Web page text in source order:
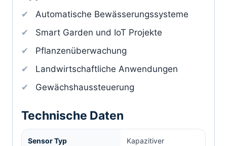
Automatische Bewässerungssysteme
Smart Garden und IoT Projekte
Pflanzenüberwachung
Landwirtschaftliche Anwendungen
Gewächshaussteuerung
Technische Daten
Sensor Typ
Kapazitiver